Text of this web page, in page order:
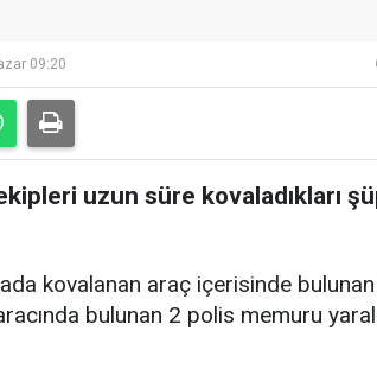
09:20
uzun süre kovaladıkları
kovalanan araç içerisinde bulunan
bulunan 2 polis memuru